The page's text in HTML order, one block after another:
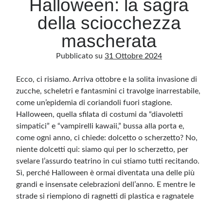
Categorie
Categorie
Questo blog non rappresenta una testata giornalistica, in quanto viene aggiornato
senza alcuna periodicità. Non può pertanto considerarsi un prodotto editoriale ai
sensi della legge n· 62 del 7.03.2001. L’autore non è responsabile di quanto
pubblicato dai lettori nei commenti ai vari post. Saranno comunque cancellati quelli
ritenuti offensivi o lesivi dell’immagine o dell’onorabilità di terzi, di genere spam,
razzisti o che contengano dati personali non conformi al rispetto delle norme sulla
privacy. Alcune immagini inserite in questo blog sono tratte da Internet e, pertanto,
considerate di pubblico dominio. Qualora la loro pubblicazione violasse eventuali
immediatamente rimosse. L’autore del blog non è responsabile dei siti collegati
Halloween: la sagra
della sciocchezza
mascherata
Pubblicato su 31 Ottobre 2024
Ecco, ci risiamo. Arriva ottobre e la solita invasione di
zucche, scheletri e fantasmini ci travolge inarrestabile,
come un’epidemia di coriandoli fuori stagione.
Halloween, quella sfilata di costumi da “diavoletti
simpatici” e “vampirelli kawaii,” bussa alla porta e,
come ogni anno, ci chiede: dolcetto o scherzetto? No,
niente dolcetti qui: siamo qui per lo scherzetto, per
svelare l’assurdo teatrino in cui stiamo tutti recitando.
Sì, perché Halloween è ormai diventata una delle più
grandi e insensate celebrazioni dell’anno. E mentre le
strade si riempiono di ragnetti di plastica e ragnatele